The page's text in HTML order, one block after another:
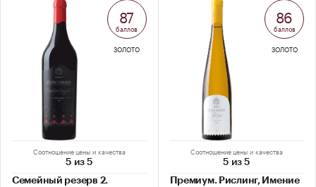
Соотношение цены и качества
5 из 5
Семейный резерв 2.
87
баллов
ЗОЛОТО
Соотношение цены и качества
5 из 5
Премиум. Рислинг, Имение
86
баллов
ЗОЛОТО